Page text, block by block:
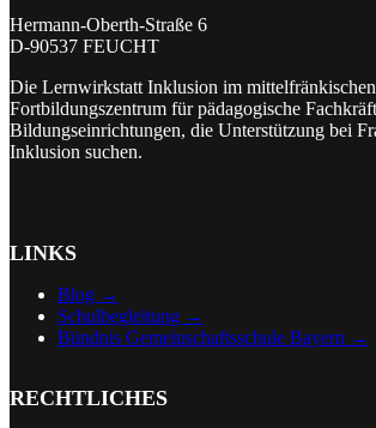
Hermann-Oberth-Straße 6
D-90537 FEUCHT
Die Lernwirkstatt Inklusion im
Fortbildungszentrum für pädagogische
Bildungseinrichtungen, die Unterstützung bei
Inklusion suchen.
LINKS
Blog →
Schulbegleitung →
Bündnis Gemeinschaftsschule Bayern →
RECHTLICHES